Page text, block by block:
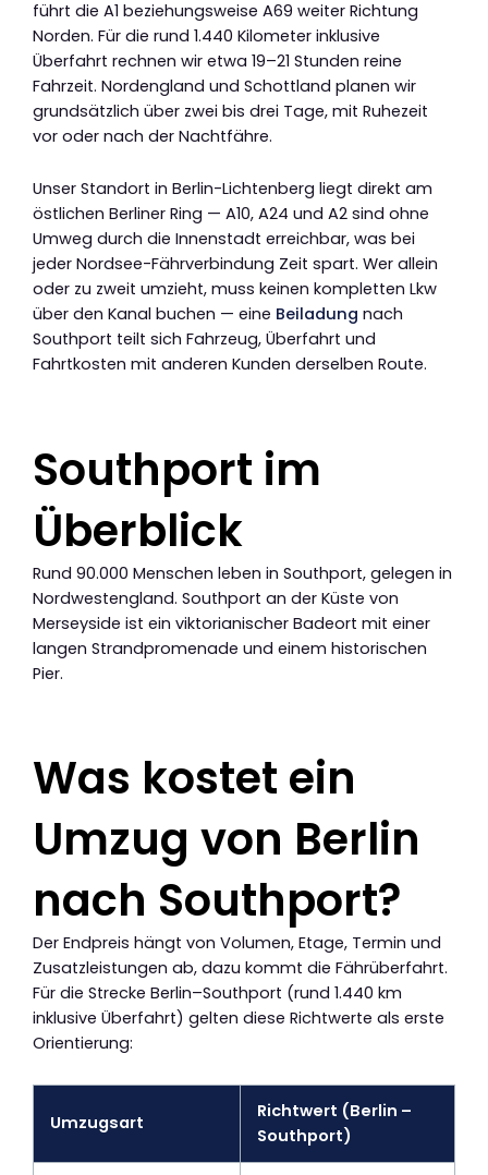
führt die A1 beziehungsweise A69 weiter Richtung
Norden. Für die rund 1.440 Kilometer inklusive
Überfahrt rechnen wir etwa 19–21 Stunden reine
Fahrzeit. Nordengland und Schottland planen wir
grundsätzlich über zwei bis drei Tage, mit Ruhezeit
vor oder nach der Nachtfähre.
Unser Standort in Berlin-Lichtenberg liegt direkt am
östlichen Berliner Ring — A10, A24 und A2 sind ohne
Umweg durch die Innenstadt erreichbar, was bei
jeder Nordsee-Fährverbindung Zeit spart. Wer allein
oder zu zweit umzieht, muss keinen kompletten Lkw
über den Kanal buchen — eine Beiladung nach
Southport teilt sich Fahrzeug, Überfahrt und
Fahrtkosten mit anderen Kunden derselben Route.
Southport im
Überblick
Rund 90.000 Menschen leben in Southport, gelegen in
Nordwestengland. Southport an der Küste von
Merseyside ist ein viktorianischer Badeort mit einer
langen Strandpromenade und einem historischen
Pier.
Was kostet ein
Umzug von Berlin
nach Southport?
Der Endpreis hängt von Volumen, Etage, Termin und
Zusatzleistungen ab, dazu kommt die Fährüberfahrt.
Für die Strecke Berlin–Southport (rund 1.440 km
inklusive Überfahrt) gelten diese Richtwerte als erste
Orientierung:
Umzugsart
Richtwert (Berlin –
Southport)